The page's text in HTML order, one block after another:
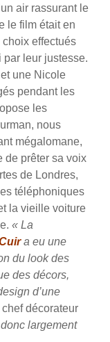
air rassurant le
le film était en
effectués
par leur justesse.
une Nicole
pendant les
les
nous
mégalomane,
de prêter sa voix
de Londres,
téléphoniques
la vieille voiture
« La
a eu une
du look des
des décors,
d’une
décorateur
largement